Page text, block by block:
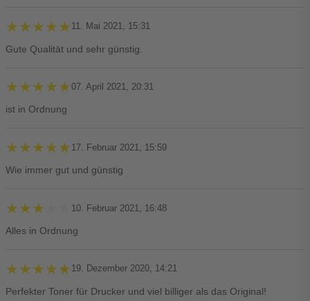
★★★★★
★★★★★ 11. Mai 2021, 15:31
Gute Qualität und sehr günstig.
★★★★★
★★★★★07. April 2021, 20:31
ist in Ordnung
★★★★★
★★★★★ 17. Februar 2021, 15:59
Wie immer gut und günstig
★★★★★
★★★★★ 10. Februar 2021, 16:48
Alles in Ordnung
★★★★★
★★★★★ 19. Dezember 2020, 14:21
Perfekter Toner für Drucker und viel billiger als das Original!